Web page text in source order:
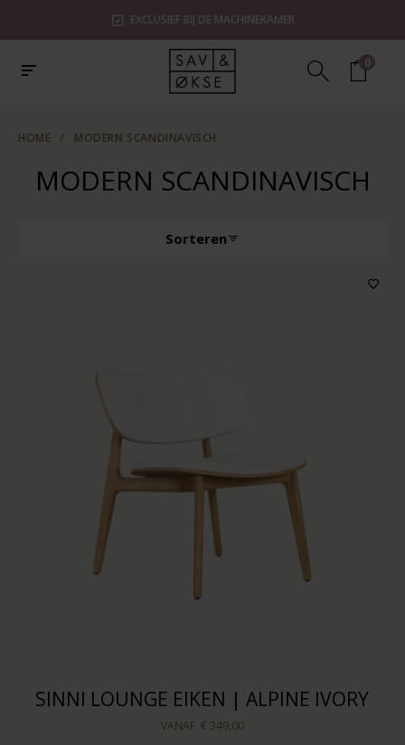
EXCLUSIEF BIJ DE MACHINEKAMER
0
HOME / MODERN SCANDINAVISCH
MODERN SCANDINAVISCH
Sorteren
Kleur bekleding
SINNI LOUNGE EIKEN | ALPINE IVORY
VANAF € 349,00